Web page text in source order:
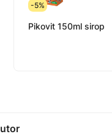
-5%
Pikovit 150ml sirop